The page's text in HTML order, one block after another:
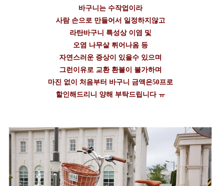
바구니는 수작업이라
사람 손으로 만들어서 일정하지않고
라탄바구니 특성상 이염 및
오염 나무살 튀어나옴 등
자연스러운 증상이 있을수 있으며
그런이유로 교환 환불이 불가하며
마진 없이 처음부터 바구니 금액은50프로
할인해드리니 양해 부탁드립니다 ㅠ